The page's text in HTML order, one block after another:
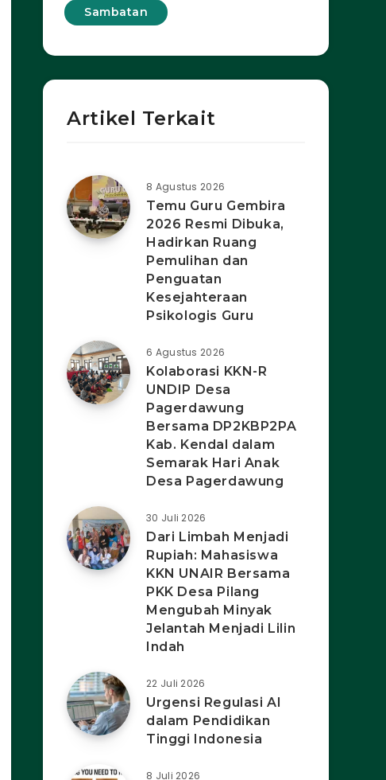
Sambatan
Artikel Terkait
8 Agustus 2026
Temu Guru Gembira
2026 Resmi Dibuka,
Hadirkan Ruang
Pemulihan dan
Penguatan
Kesejahteraan
Psikologis Guru
6 Agustus 2026
Kolaborasi KKN-R
UNDIP Desa
Pagerdawung
Bersama DP2KBP2PA
Kab. Kendal dalam
Semarak Hari Anak
Desa Pagerdawung
30 Juli 2026
Dari Limbah Menjadi
Rupiah: Mahasiswa
KKN UNAIR Bersama
PKK Desa Pilang
Mengubah Minyak
Jelantah Menjadi Lilin
Indah
22 Juli 2026
Urgensi Regulasi AI
dalam Pendidikan
Tinggi Indonesia
8 Juli 2026